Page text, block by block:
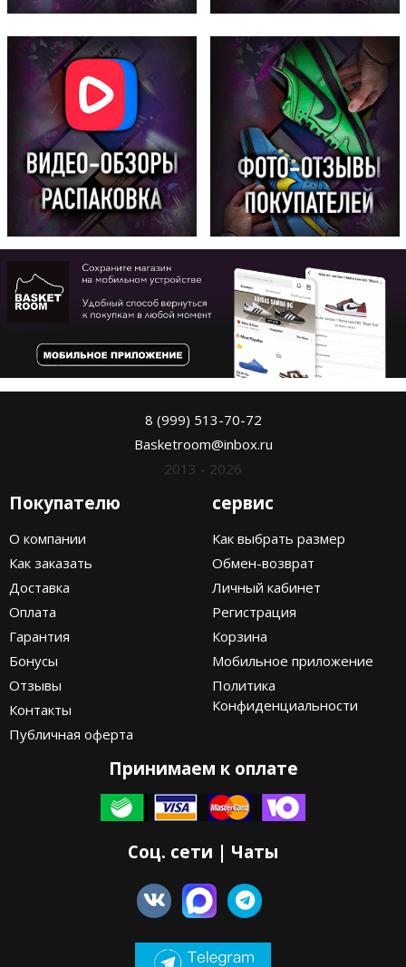
8 (999) 513-70-72
Basketroom@inbox.ru
2013 - 2026
Покупателю
О компании
Как заказать
Доставка
Оплата
Гарантия
Бонусы
Отзывы
Контакты
Публичная оферта
сервис
Как выбрать размер
Обмен-возврат
Личный кабинет
Регистрация
Корзина
Мобильное приложение
Политика
Конфиденциальности
Принимаем к оплате
Соц. сети | Чаты